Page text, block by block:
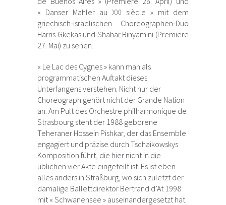
« Danser Mahler au XXI siècle » mit dem
griechisch-israelischen Choreographen-Duo
Harris Gkekas und Shahar Binyamini (Premiere
27. Mai) zu sehen.
« Le Lac des Cygnes » kann man als
programmatischen Auftakt dieses
Unterfangens verstehen. Nicht nur der
Choreograph gehört nicht der Grande Nation
an. Am Pult des Orchestre philharmonique de
Strasbourg steht der 1988 geborene
Teheraner Hossein Pishkar, der das Ensemble
engagiert und präzise durch Tschaikowskys
Komposition führt, die hier nicht in die
üblichen vier Akte eingeteilt ist. Es ist eben
alles anders in Straßburg, wo sich zuletzt der
damalige Ballettdirektor Bertrand d’At 1998
mit « Schwanensee » auseinandergesetzt hat.